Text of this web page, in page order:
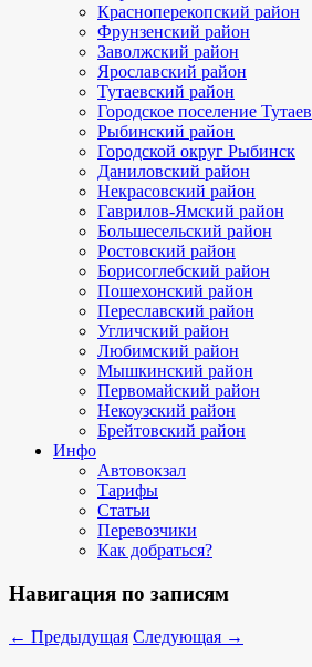
Красноперекопский район
Фрунзенский район
Заволжский район
Ярославский район
Тутаевский район
Городское поселение Тутаев
Рыбинский район
Городской округ Рыбинск
Даниловский район
Некрасовский район
Гаврилов-Ямский район
Большесельский район
Ростовский район
Борисоглебский район
Пошехонский район
Переславский район
Угличский район
Любимский район
Мышкинский район
Первомайский район
Некоузский район
Брейтовский район
Инфо
Автовокзал
Тарифы
Статьи
Перевозчики
Как добраться?
Навигация по записям
← Предыдущая Следующая →